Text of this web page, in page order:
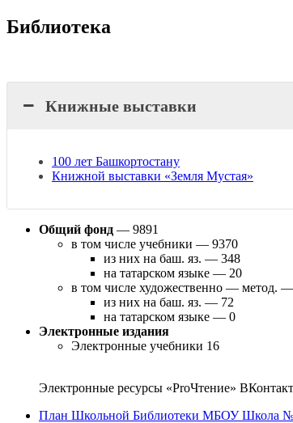
Библиотека
Книжные выставки
100 лет Башкортостану
Книжной выставки «Земля Мустая»
Общий фонд — 9891
в том числе учебники — 9370
из них на баш. яз. — 348
на татарском языке — 20
в том числе художественно — метод. —
из них на баш. яз. — 72
на татарском языке — 0
Электронные издания
Электронные учебники 16
Электронные ресурсы «ProЧтение»
План Школьной Библиотеки МБОУ Школа